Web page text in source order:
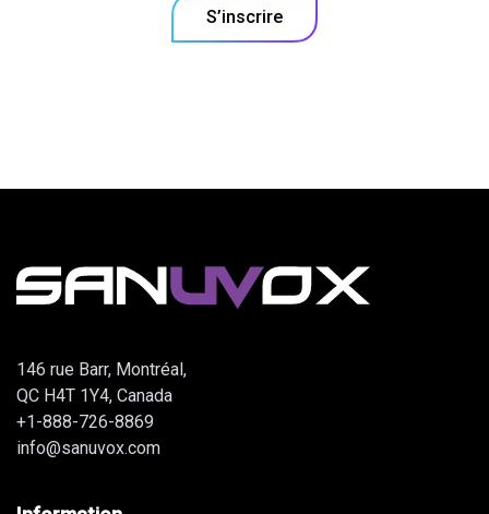
S’inscrire
146 rue Barr, Montréal,
QC H4T 1Y4, Canada
+1-888-726-8869
info@sanuvox.com